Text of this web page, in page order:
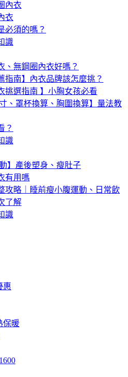
內衣
衣
必須的嗎？
識
、無鋼圈內衣好嗎？
指南】內衣品牌該怎麼挑？
挑選指南 】小胸女孩必看
寸、罩杯換算、胸圍換算】量法教
？
識
動】產後塑身、瘦肚子
有用嗎
攻略｜睡前瘦小腹運動、日常飲
了解
識
惠
保暖